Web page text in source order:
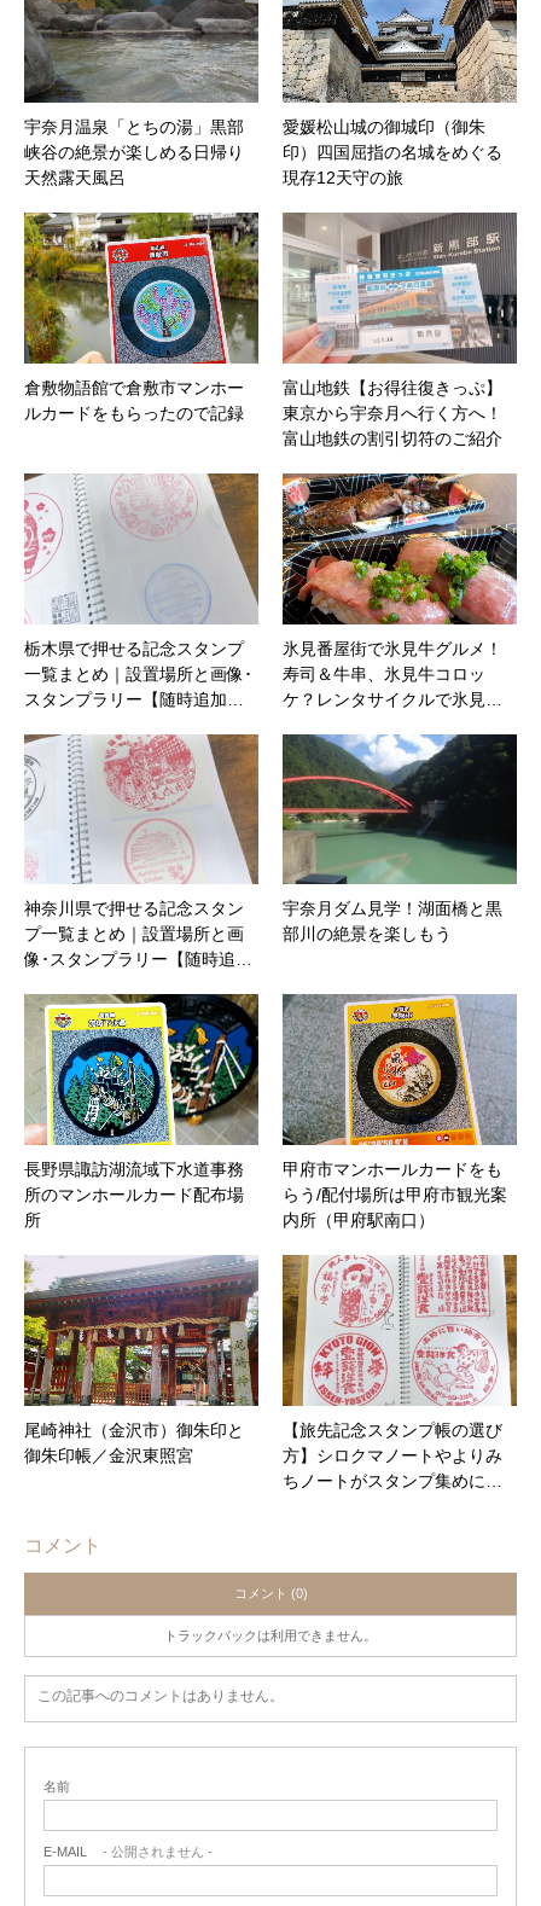
宇奈月温泉「とちの湯」黒部
峡谷の絶景が楽しめる日帰り
天然露天風呂
愛媛松山城の御城印（御朱
印）四国屈指の名城をめぐる
現存12天守の旅
倉敷物語館で倉敷市マンホー
ルカードをもらったので記録
富山地鉄【お得往復きっぷ】
東京から宇奈月へ行く方へ！
富山地鉄の割引切符のご紹介
栃木県で押せる記念スタンプ
一覧まとめ｜設置場所と画像･
スタンプラリー【随時追加…
氷見番屋街で氷見牛グルメ！
寿司＆牛串、氷見牛コロッ
ケ？レンタサイクルで氷見…
神奈川県で押せる記念スタン
プ一覧まとめ｜設置場所と画
像･スタンプラリー【随時追…
宇奈月ダム見学！湖面橋と黒
部川の絶景を楽しもう
長野県諏訪湖流域下水道事務
所のマンホールカード配布場
所
甲府市マンホールカードをも
らう/配付場所は甲府市観光案
内所（甲府駅南口）
尾崎神社（金沢市）御朱印と
御朱印帳／金沢東照宮
【旅先記念スタンプ帳の選び
方】シロクマノートやよりみ
ちノートがスタンプ集めに…
コメント
コメント (0)
トラックバックは利用できません。
この記事へのコメントはありません。
名前
E-MAIL - 公開されません -